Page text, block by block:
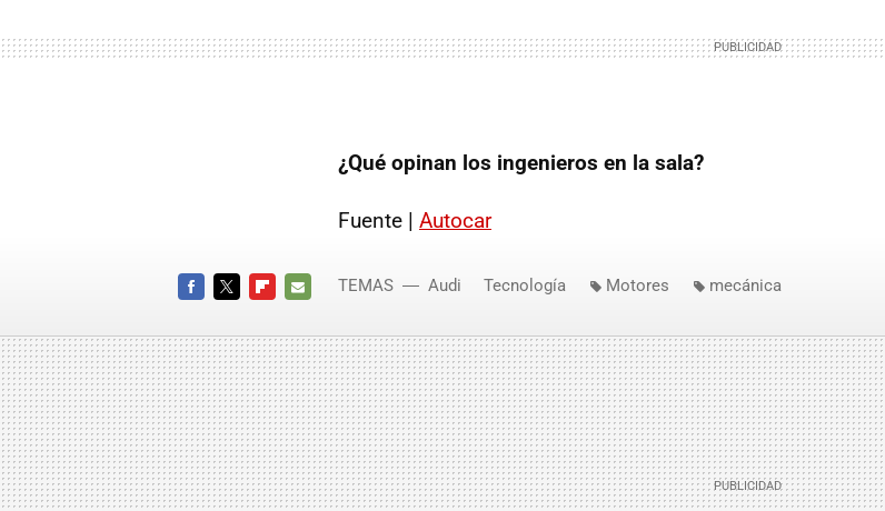
¿Qué opinan los ingenieros en la sala?
Fuente | Autocar
MAIL
TEMAS Audi Tecnología Motores mecánica